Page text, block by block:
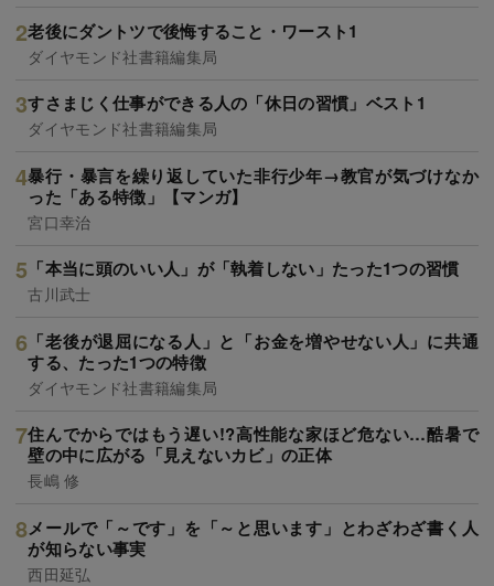
老後にダントツで後悔すること・ワースト1
ダイヤモンド社書籍編集局
すさまじく仕事ができる人の「休日の習慣」ベスト1
ダイヤモンド社書籍編集局
暴行・暴言を繰り返していた非行少年→教官が気づけなか
った「ある特徴」【マンガ】
宮口幸治
「本当に頭のいい人」が「執着しない」たった1つの習慣
古川武士
「老後が退屈になる人」と「お金を増やせない人」に共通
する、たった1つの特徴
ダイヤモンド社書籍編集局
住んでからではもう遅い!?高性能な家ほど危ない…酷暑で
壁の中に広がる「見えないカビ」の正体
長嶋 修
メールで「～です」を「～と思います」とわざわざ書く人
が知らない事実
西田延弘